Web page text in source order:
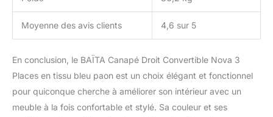
Moyenne des avis clients 4,6 sur 5
En conclusion, le BAÏTA Canapé Droit Convertible Nova 3
Places en tissu bleu paon est un choix élégant et fonctionnel
pour quiconque cherche à améliorer son intérieur avec un
meuble à la fois confortable et stylé. Sa couleur et ses